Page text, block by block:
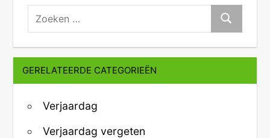
zoeken:
Zoeken
GERELATEERDE CATEGORIEËN
Verjaardag
Verjaardag vergeten